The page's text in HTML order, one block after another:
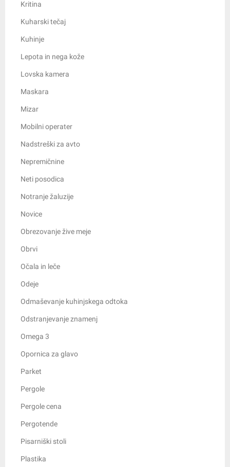
Kritina
Kuharski tečaj
Kuhinje
Lepota in nega kože
Lovska kamera
Maskara
Mizar
Mobilni operater
Nadstreški za avto
Nepremičnine
Neti posodica
Notranje žaluzije
Novice
Obrezovanje žive meje
Obrvi
Očala in leče
Odeje
Odmaševanje kuhinjskega odtoka
Odstranjevanje znamenj
Omega 3
Opornica za glavo
Parket
Pergole
Pergole cena
Pergotende
Pisarniški stoli
Plastika